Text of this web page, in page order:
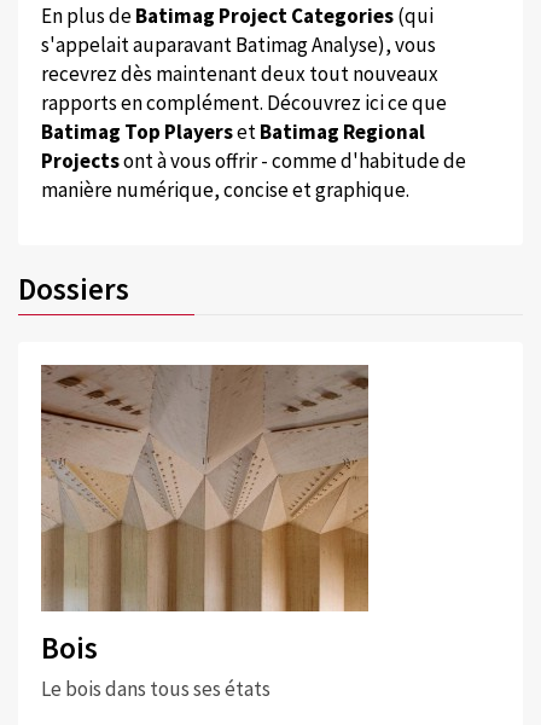
En plus deBatimag Project Categories(qui
s'appelait auparavant Batimag Analyse), vous
recevrez dès maintenant deux tout nouveaux
rapports en complément. Découvrez ici ce que
Batimag Top PlayersetBatimag Regional
Projectsont à vous offrir - comme d'habitude de
manière numérique, concise et graphique.
Dossiers
Bois
Le bois dans tous ses états